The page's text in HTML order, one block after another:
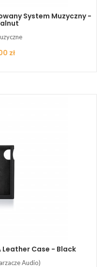
System Muzyczny -
zł
Leather Case - Black
Audio)